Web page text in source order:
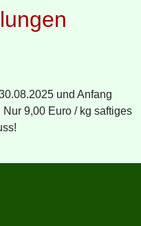
und Anfang
9,00 Euro / kg saftiges